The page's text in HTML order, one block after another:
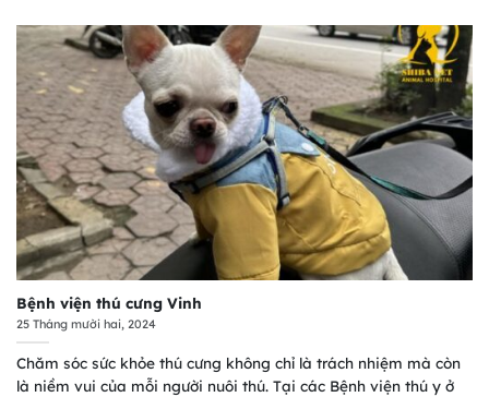
Bệnh viện thú cưng Vinh
25 Tháng mười hai, 2024
Chăm sóc sức khỏe thú cưng không chỉ là trách nhiệm mà còn
là niềm vui của mỗi người nuôi thú. Tại các Bệnh viện thú y ở